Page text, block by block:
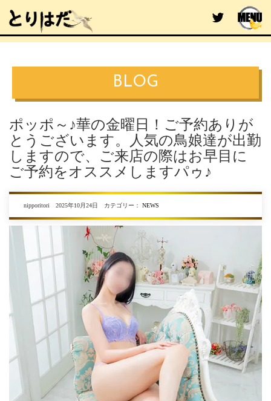
BLOG
ポッポ～♪華の金曜日！ご予約ありが
とうございます。人気の鳥娘達が出勤
しますので、ご来店の際はお早目に
ご予約をオススメしますパゥ♪
nipporitori 2025年10月24日 カテゴリー： NEWS